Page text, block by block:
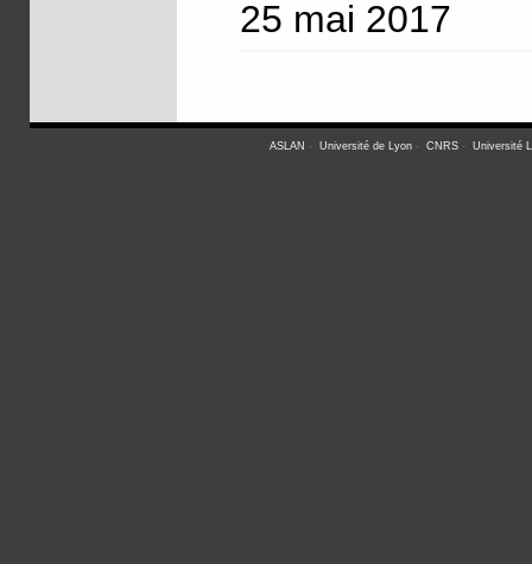
25 mai 2017
ASLAN - Université de Lyon- CNRS- Université